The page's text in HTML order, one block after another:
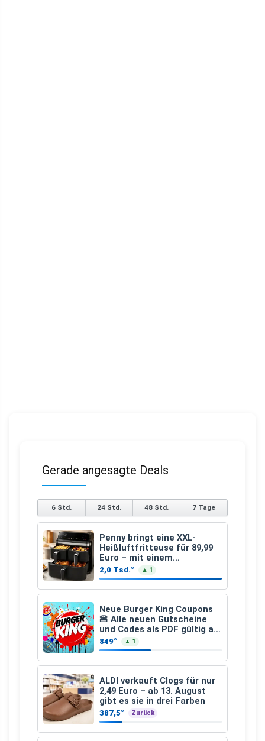
Gerade angesagte Deals
6 Std. 24 Std. 48 Std. 7 Tage
Penny bringt eine XXL-
Heißluftfritteuse für 89,99
Euro – mit einem
besonderen Vorteil
2,0 Tsd.° ▲ 1
Neue Burger King Coupons
🍔 Alle neuen Gutscheine
und Codes als PDF gültig ab
25.07.2026 bis 04.09.2026
849° ▲ 1
ALDI verkauft Clogs für nur
2,49 Euro – ab 13. August
gibt es sie in drei Farben
387,5° Zurück